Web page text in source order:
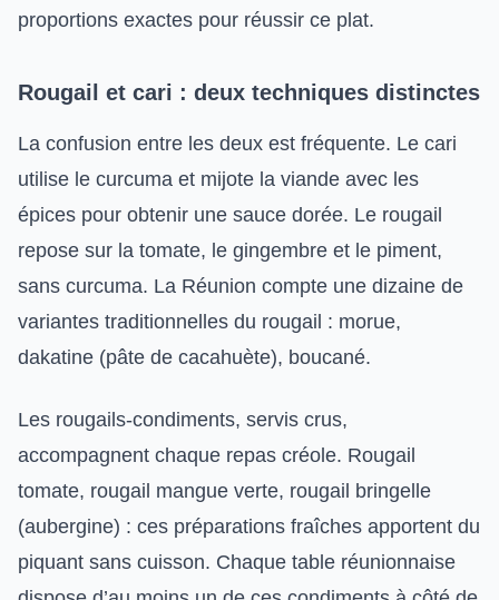
proportions exactes pour réussir ce plat.
Rougail et cari : deux techniques distinctes
La confusion entre les deux est fréquente. Le cari
utilise le curcuma et mijote la viande avec les
épices pour obtenir une sauce dorée. Le rougail
repose sur la tomate, le gingembre et le piment,
sans curcuma. La Réunion compte une dizaine de
variantes traditionnelles du rougail : morue,
dakatine (pâte de cacahuète), boucané.
Les rougails-condiments, servis crus,
accompagnent chaque repas créole. Rougail
tomate, rougail mangue verte, rougail bringelle
(aubergine) : ces préparations fraîches apportent du
piquant sans cuisson. Chaque table réunionnaise